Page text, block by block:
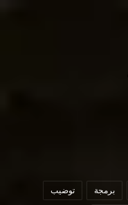
برمجة توضيب